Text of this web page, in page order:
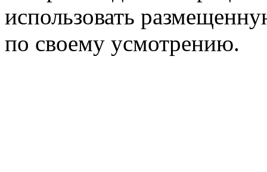
использовать
по своему усмотрению.